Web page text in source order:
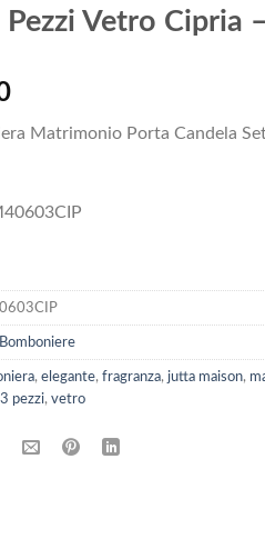
Pezzi Vetro Cipria
Matrimonio Porta Candela
Bomboniere
, elegante, fragranza, jutta maison,
pezzi, vetro